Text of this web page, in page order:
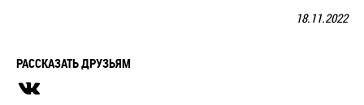
18.11.2022
РАССКАЗАТЬ ДРУЗЬЯМ